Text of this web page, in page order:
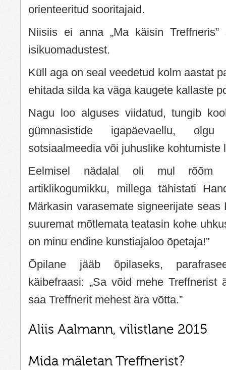
orienteeritud sooritajaid.
Niisiis ei anna „Ma käisin
isikuomadustest.
Küll aga on seal veedetud kolm aastat
ehitada silda ka väga kaugete kallaste
Nagu loo alguses viidatud, tungib
gümnasistide igapäevaellu,
sotsiaalmeedia või juhuslike kohtumiste
Eelmisel nädalal oli mul rõõm
artiklikogumikku, millega tähistati
Märkasin varasemate signeerijate
suuremat mõtlemata teatasin kohe
on minu endine kunstiajaloo õpetaja!”
Õpilane jääb õpilaseks,
käibefraasi: „Sa võid mehe
saa Treffnerit mehest ära võtta.”
Aliis Aalmann, vilistlane 2015
Mida mäletan Treffnerist?